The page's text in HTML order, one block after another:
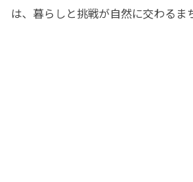
は、暮らしと挑戦が自然に交わるま